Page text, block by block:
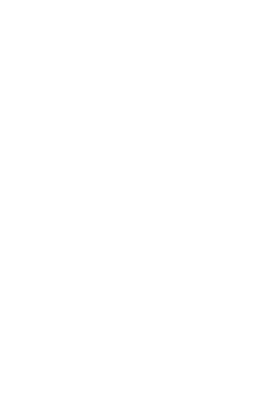
oder Zugriff auf Informationen auf einem Endgerät
Daten zur Auswahl von Werbeanzeigen
Profilen für personalisierte Werbung
Profilen zur Auswahl personalisierter Werbung